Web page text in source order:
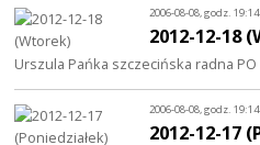
2006-08-08, godz. 19:14
2012-12-18
Urszula Pańka szczecińska radna PO
2006-08-08, godz. 19:14
2012-12-17